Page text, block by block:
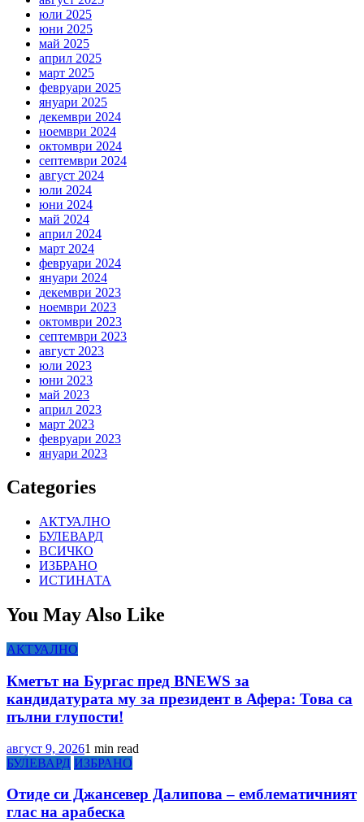
юли 2025
юни 2025
май 2025
април 2025
март 2025
февруари 2025
януари 2025
декември 2024
ноември 2024
октомври 2024
септември 2024
август 2024
юли 2024
юни 2024
май 2024
април 2024
март 2024
февруари 2024
януари 2024
декември 2023
ноември 2023
октомври 2023
септември 2023
август 2023
юли 2023
юни 2023
май 2023
април 2023
март 2023
февруари 2023
януари 2023
Categories
АКТУАЛНО
БУЛЕВАРД
ВСИЧКО
ИЗБРАНО
ИСТИНАТА
You May Also Like
АКТУАЛНО
Кметът на Бургас пред BNEWS за
кандидатурата му за президент в Афера: Това са
пълни глупости!
август 9, 20261 min read
БУЛЕВАРД ИЗБРАНО
Отиде си Джансевер Далипова – емблематичният
глас на арабеска